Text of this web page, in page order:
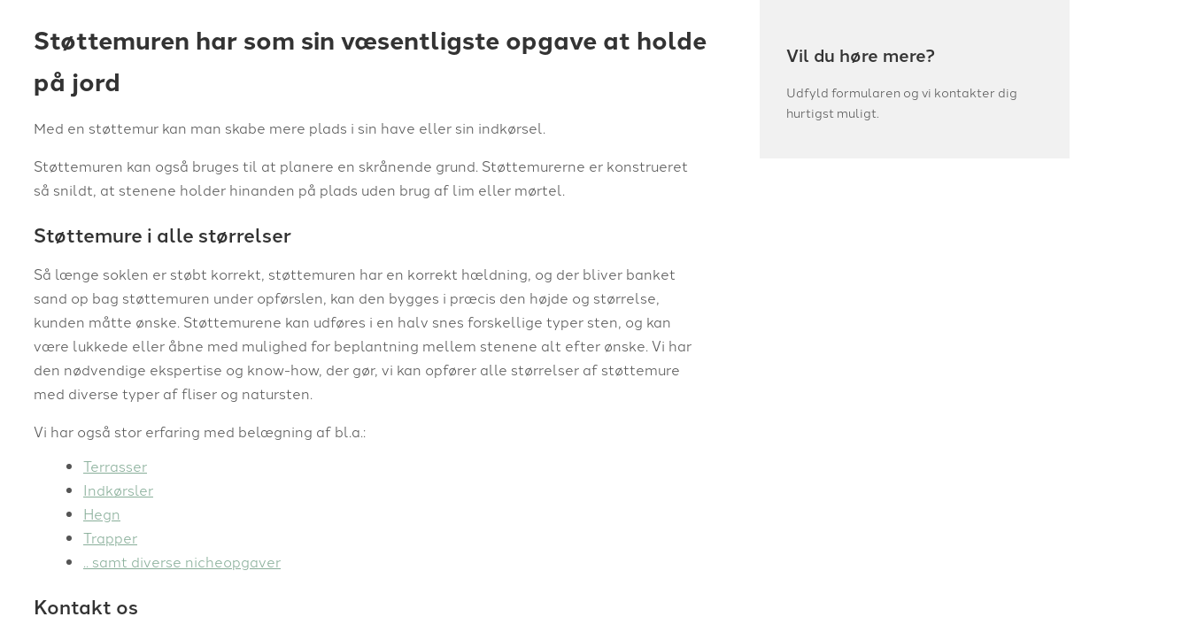
Støttemuren har som sin væsentligste opgave at holde
på jord
Med en støttemur kan man skabe mere plads i sin have eller sin indkørsel.
Støttemuren kan også bruges til at planere en skrånende grund. Støttemurerne er konstrueret
så snildt, at stenene holder hinanden på plads uden brug af lim eller mørtel.
Støttemure i alle størrelser
Så længe soklen er støbt korrekt, støttemuren har en korrekt hældning, og der bliver banket
sand op bag støttemuren under opførslen, kan den bygges i præcis den højde og størrelse,
kunden måtte ønske. Støttemurene kan udføres i en halv snes forskellige typer sten, og kan
være lukkede eller åbne med mulighed for beplantning mellem stenene alt efter ønske. Vi har
den nødvendige ekspertise og know-how, der gør, vi kan opfører alle størrelser af støttemure
med diverse typer af fliser og natursten.
Vi har også stor erfaring med belægning af bl.a.:
Terrasser
Indkørsler
Hegn
Trapper
.. samt diverse nicheopgaver
Kontakt os
Vil du høre mere?
Udfyld formularen og vi kontakter dig
hurtigst muligt.